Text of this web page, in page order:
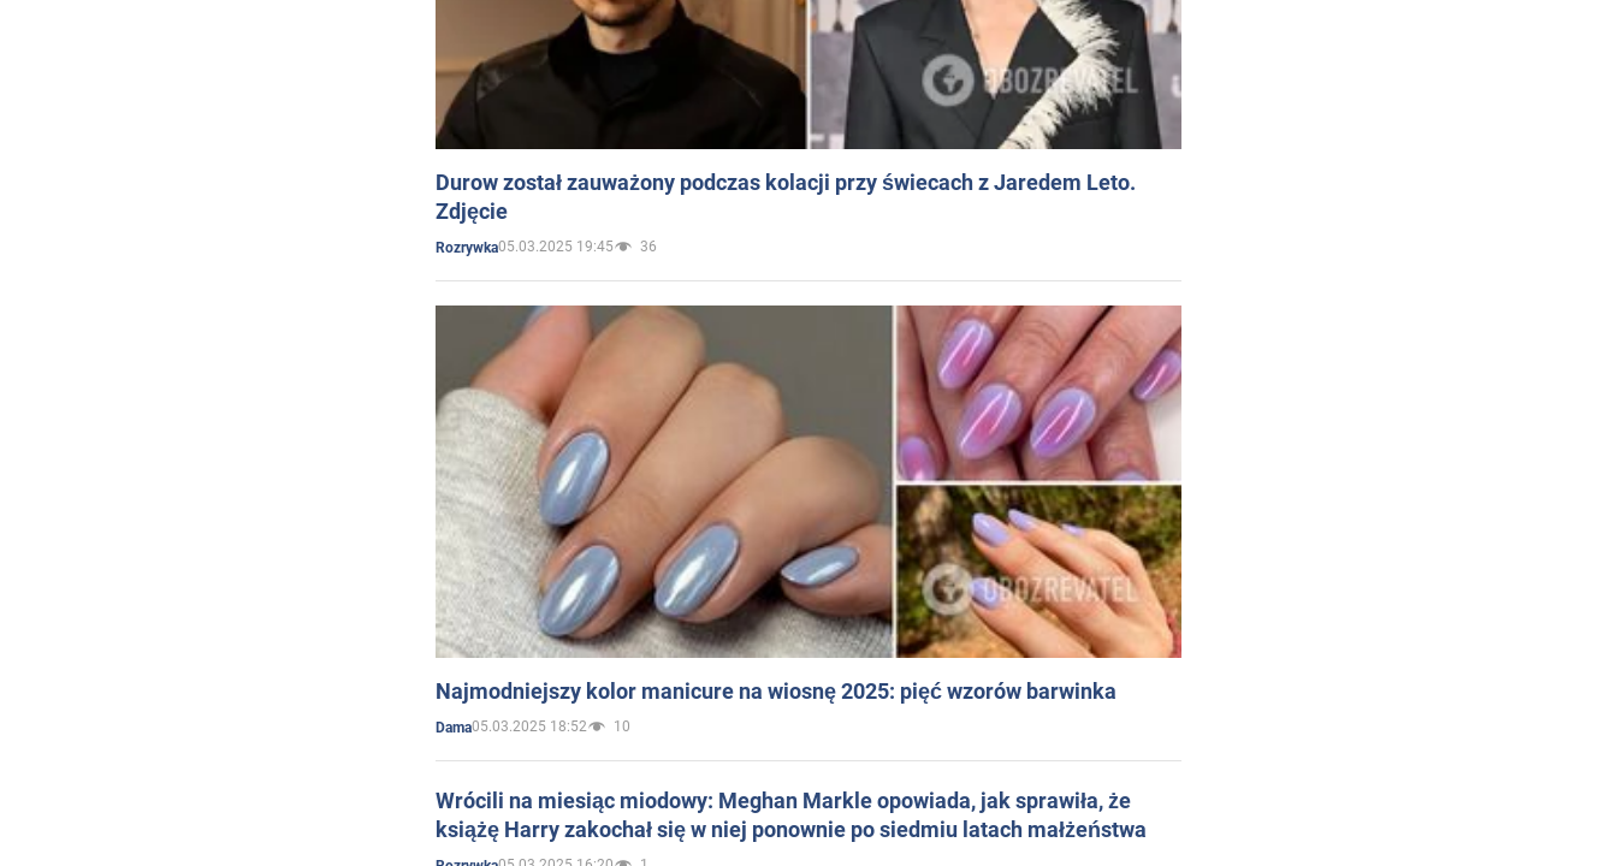
Durow został zauważony podczas kolacji przy świecach z Jaredem Leto.
Zdjęcie
Rozrywka05.03.2025 19:45 36
Najmodniejszy kolor manicure na wiosnę 2025: pięć wzorów barwinka
Dama05.03.2025 18:52 10
Wrócili na miesiąc miodowy: Meghan Markle opowiada, jak sprawiła, że
książę Harry zakochał się w niej ponownie po siedmiu latach małżeństwa